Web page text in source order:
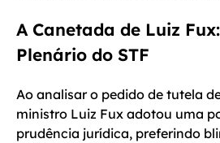
A Canetada de Luiz
Plenário do STF
Ao analisar o pedido de tutela
ministro Luiz Fux adotou uma
prudência jurídica, preferindo